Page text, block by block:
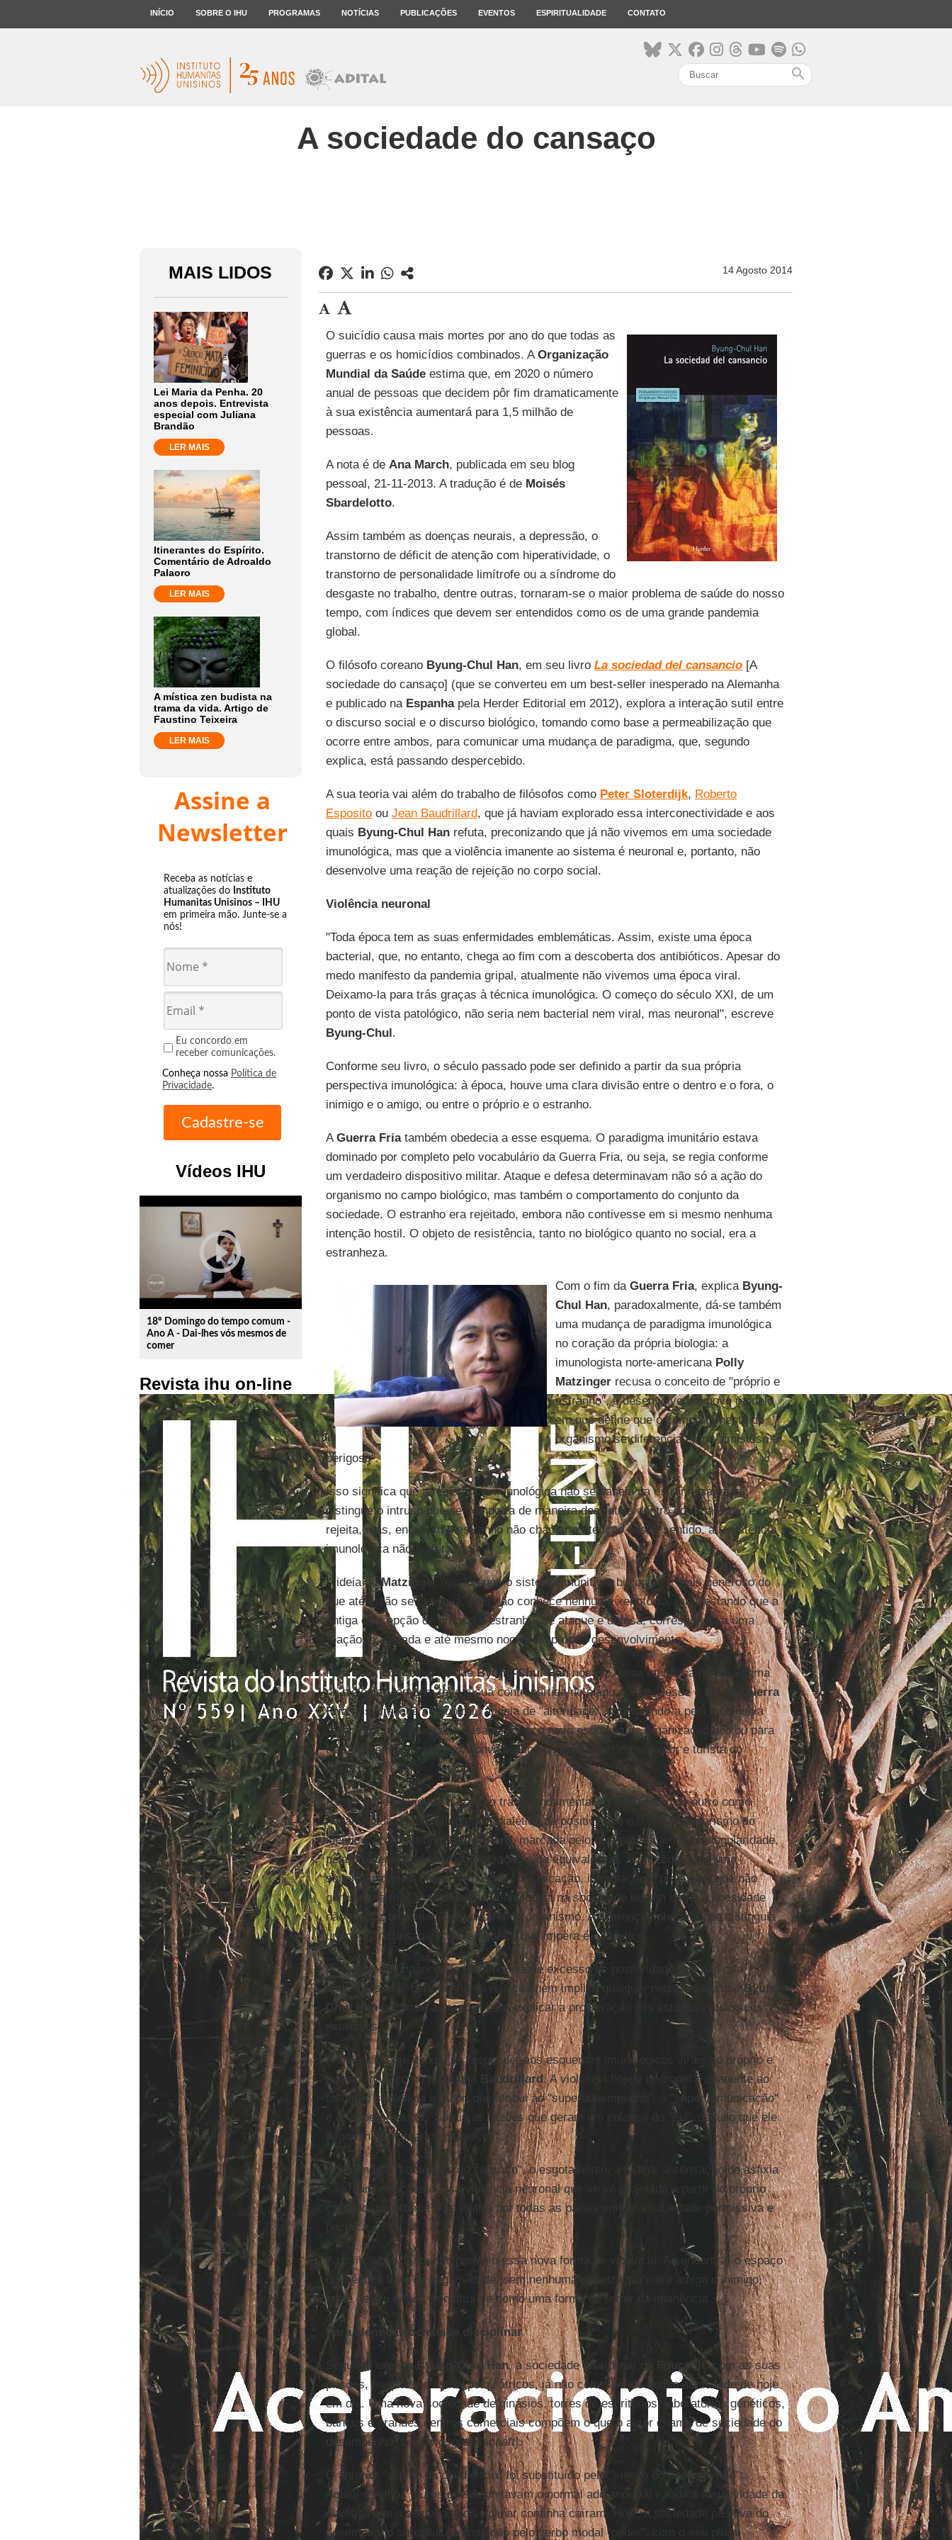
INÍCIO SOBRE O IHU PROGRAMAS NOTÍCIAS PUBLICAÇÕES EVENTOS ESPIRITUALIDADE CONTATO
search
A sociedade do cansaço
MAIS LIDOS
Lei Maria da Penha. 20
anos depois. Entrevista
especial com Juliana
Brandão
LER MAIS
Itinerantes do Espírito.
Comentário de Adroaldo
Palaoro
LER MAIS
A mística zen budista na
trama da vida. Artigo de
Faustino Teixeira
LER MAIS
Assine a
Newsletter
Receba as notícias e
atualizações do Instituto
Humanitas Unisinos – IHU
em primeira mão. Junte-se a
nós!
Eu concordo em
receber comunicações.
Conheça nossa Política de
Privacidade.
Vídeos IHU
play_circle_outline
18º Domingo do tempo comum -
Ano A - Dai-lhes vós mesmos de
comer
Revista ihu on-line
14 Agosto 2014
O suicídio causa mais mortes por ano do que todas as
guerras e os homicídios combinados. AOrganização
Mundial da Saúdeestima que, em 2020 o número
anual de pessoas que decidem pôr fim dramaticamente
à sua existência aumentará para 1,5 milhão de
pessoas.
A nota é de Ana March, publicada em seu blog
pessoal, 21-11-2013. A tradução é de Moisés
Sbardelotto.
Assim também as doenças neurais, a depressão, o
transtorno de déficit de atenção com hiperatividade, o
transtorno de personalidade limítrofe ou a síndrome do
desgaste no trabalho, dentre outras, tornaram-se o maior problema de saúde do nosso
tempo, com índices que devem ser entendidos como os de uma grande pandemia
global.
O filósofo coreano Byung-Chul Han, em seu livro La sociedad del cansancio[A
sociedade do cansaço] (que se converteu em um best-seller inesperado na Alemanha
e publicado na Espanhapela Herder Editorial em 2012), explora a interação sutil entre
o discurso social e o discurso biológico, tomando como base a permeabilização que
ocorre entre ambos, para comunicar uma mudança de paradigma, que, segundo
explica, está passando despercebido.
A sua teoria vai além do trabalho de filósofos como Peter Sloterdijk, Roberto
Espositoou Jean Baudrillard, que já haviam explorado essa interconectividade e aos
quais Byung-Chul Hanrefuta, preconizando que já não vivemos em uma sociedade
imunológica, mas que a violência imanente ao sistema é neuronal e, portanto, não
desenvolve uma reação de rejeição no corpo social.
Violência neuronal
"Toda época tem as suas enfermidades emblemáticas. Assim, existe uma época
bacterial, que, no entanto, chega ao fim com a descoberta dos antibióticos. Apesar do
medo manifesto da pandemia gripal, atualmente não vivemos uma época viral.
Deixamo-la para trás graças à técnica imunológica. O começo do século XXI, de um
ponto de vista patológico, não seria nem bacterial nem viral, mas neuronal", escreve
Byung-Chul.
Conforme seu livro, o século passado pode ser definido a partir da sua própria
perspectiva imunológica: à época, houve uma clara divisão entre o dentro e o fora, o
inimigo e o amigo, ou entre o próprio e o estranho.
AGuerra Friatambém obedecia a esse esquema. O paradigma imunitário estava
dominado por completo pelo vocabulário da Guerra Fria, ou seja, se regia conforme
um verdadeiro dispositivo militar. Ataque e defesa determinavam não só a ação do
organismo no campo biológico, mas também o comportamento do conjunto da
sociedade. O estranho era rejeitado, embora não contivesse em si mesmo nenhuma
intenção hostil. O objeto de resistência, tanto no biológico quanto no social, era a
estranheza.
Com o fim da Guerra Fria, explica Byung-
Chul Han, paradoxalmente, dá-se também
uma mudança de paradigma imunológica
no coração da própria biologia: a
imunologista norte-americana Polly
Matzingerrecusa o conceito de "próprio e
estranho", e desenvolve um novo modelo
em que define que o comportamento do
organismo se diferencia entre "amistoso e
perigoso".
Isso significa que a resistência imunológica não se baseia na estranheza, mas
distingue o intruso que se comporta de maneira destrutiva dentro do organismo e o
rejeita, mas, enquanto o estranho não chamar a atenção nesse sentido, a resistência
imunológica não o afeta.
A ideia deMatzinger
revelou que o sistema imunitário biológico é mais generoso do
que até então se pensava, pois não conhece nenhuma xenofobia, manifestando que a
antiga concepção de próprio e estranho, de ataque e defesa, correspondia a uma
reação exagerada e até mesmo nociva ao próprio desenvolvimento.
Pois bem, com base no queByung-Chul Hannos diz, essa mudança de paradigma
no biológico também teve a sua contrapartida no plano social. Desde o fim da
Guerra
Fria, a sociedade se subtraiu à ideia de "alteridade", substituindo-a pela inofensiva
"diferença". A estranheza desapareceu, o novo esquema de organização deixou para
trás o sujeito imunológico, convertendo o indivíduo em consumidor e turista do
exótico.
Assim, a negatividade que era o traço fundamental da imunidade, do outro como
negatividade, é substituída pela dialética da positividade e o seu "totalitarismo do
idêntico", como definiuBaudrillard, marcada pelo desaparecimento da singularidade,
pela proliferação da homogeneização e da equivalência, assim como por uma
superabundância dos sistemas de comunicação, informação e produção, que não
geram uma reação de rejeição imunológica na sociedade, assim como a obesidade
não produz uma reação imunitária no organismo. A diferença soberana que distinguia
um do outro desapareceu, e agora o que impera é o idêntico.
É na superabundância do idêntico, nesse excesso de positividade que não cria
anticorpos, não gera nenhuma rejeição nem implica qualquer negatividade queByung-
Chul Hanencontra as razões para explicar a proliferação dos estados patológicos
neuronais.
A violência hoje deixou de responder aos esquemas imunológicos virais do próprio e
do estranho, como propunha
Baudrillard. A violência hoje é neuronal e imanente ao
sistema, sentencia o autor, que atribui ao "superdesempenho", à "supercomunicação"
e à "superprodução" atuais as razões que geram um colapso do "Eu", naquilo que ele
denomina de "infartos psíquicos".
Atendendo à "sociedade do cansaço", o esgotamento, a fadiga, a sensação de asfixia
são manifestações dessa violência neuronal que se vê projetada a partir do próprio
coração do sistema e se infiltra por todas as partes em uma sociedade permissiva e
pacífica.
A positivação do mundo permitiu essa nova forma de violência. Ao encontrar o espaço
do idêntico livre da negatividade, sem nenhuma polarização entre amigo e inimigo,
entre dentro e fora, constitui-se como uma forma de terror da imanência.
Para além da sociedade disciplinar
Segundo explica Byung-Chul Han, a sociedade disciplinar de Foucault
, com as suas
prisões, hospitais e asilos psiquiátricos, já não corresponde com a sociedade de hoje
em dia. Uma nova sociedade de ginásios, torres de escritórios, laboratórios genéticos,
bancos e grandes centros comerciais compõem o que o autor chama de sociedade do
desempenho [
Leistungsgesellschaft].
O anterior "sujeito da obediência" foi substituído pelo "sujeito do desempenho".
Aqueles velhos muros que delimitavam o normal ado anormal e toda a negatividade da
dialética que a sociedade disciplinar continha caíram. Hoje, a sociedade positiva do
desempenho substituiu a proibição pelo verbo modal "poder", com o seu plural